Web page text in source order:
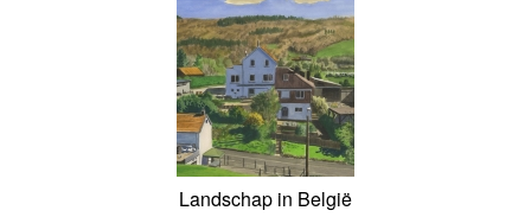
Landschap in België